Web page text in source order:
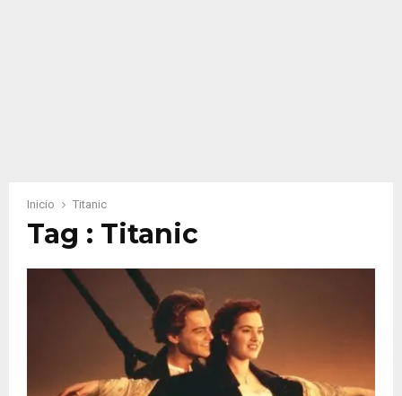
Inicio Titanic
Tag : Titanic